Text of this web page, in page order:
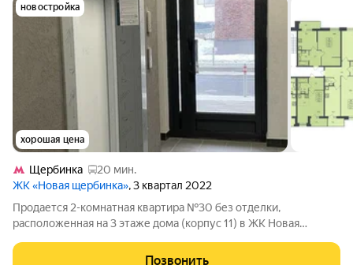
новостройка
хорошая цена
Щербинка
20 мин.
ЖК «Новая щербинка», 3 квартал 2022
Продается 2-комнатная квартира №30 без отделки,
расположенная на 3 этаже дома (корпус 11) в ЖК Новая
СКИДКИ ДО 10%. Эксклюзивный дом комфорт-
Позвонить